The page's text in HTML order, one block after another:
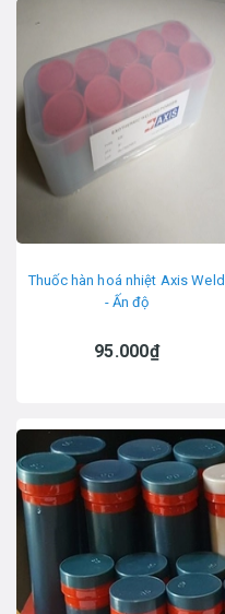
Thuốc hàn hoá nhiệt Axis Weld
- Ấn độ
95.000₫